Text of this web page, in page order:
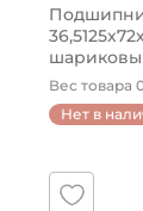
Вес товара
Нет в